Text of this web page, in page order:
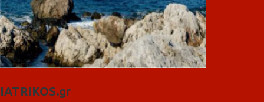
IATRIKOS.gr